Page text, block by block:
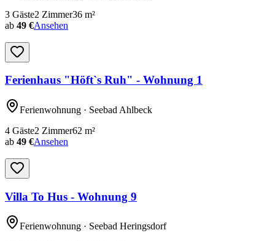
3 Gäste2 Zimmer36 m²
ab 49 €Ansehen
Ferienhaus "Höft`s Ruh" - Wohnung 1
Ferienwohnung · Seebad Ahlbeck
4 Gäste2 Zimmer62 m²
ab 49 €Ansehen
Villa To Hus - Wohnung 9
Ferienwohnung · Seebad Heringsdorf